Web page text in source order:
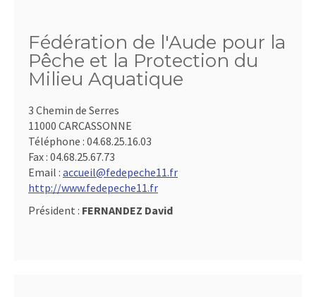
Fédération de l'Aude pour la
Pêche et la Protection du
Milieu Aquatique
3 Chemin de Serres
11000 CARCASSONNE
Téléphone : 04.68.25.16.03
Fax : 04.68.25.67.73
Email : accueil@fedepeche11.fr
http://www.fedepeche11.fr
Président : FERNANDEZ David